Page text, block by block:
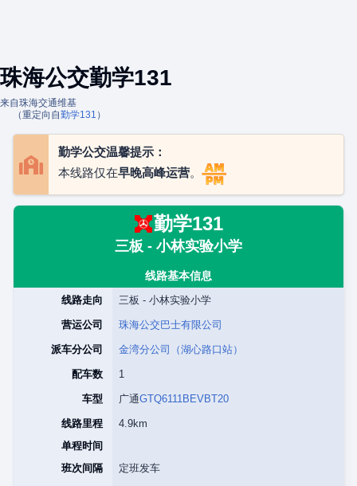
珠海公交勤学131
来自珠海交通维基
（重定向自勤学131 ）
勤学公交温馨提示：
本线路仅在早晚高峰运营。
勤学131
三板 - 小林实验小学
线路基本信息
线路走向 三板 - 小林实验小学
营运公司 珠海公交巴士有限公司
派车分公司 金湾分公司（湖心路口站）
配车数 1
车型 广通GTQ6111BEVBT20
线路里程
4.9km
单程时间
班次间隔
定班发车